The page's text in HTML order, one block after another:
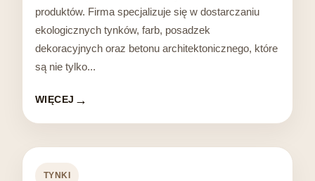
produktów. Firma specjalizuje się w dostarczaniu
ekologicznych tynków, farb, posadzek
dekoracyjnych oraz betonu architektonicznego, które
są nie tylko...
WIĘCEJ
TYNKI